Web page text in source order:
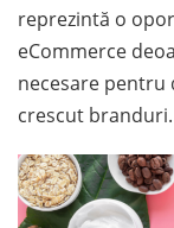
reprezintă o
eCommerce
necesare pentru
crescut branduri.